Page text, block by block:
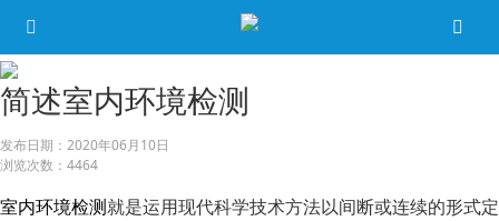
简述室内环境检测
发布日期： 2020年06月10日
浏览次数： 4464
室内环境检测就是运用现代科学技术方法以间断或连续的形式定